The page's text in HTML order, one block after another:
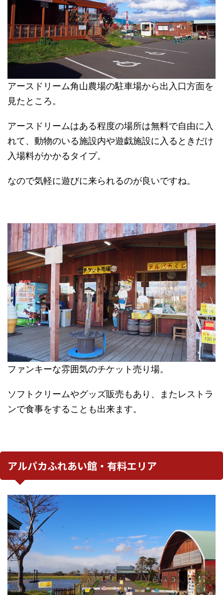
アースドリーム角山農場の駐車場から出入口方面を
見たところ。
アースドリームはある程度の場所は無料で自由に入
れて、動物のいる施設内や遊戯施設に入るときだけ
入場料がかかるタイプ。
なので気軽に遊びに来られるのが良いですね。
ファンキーな雰囲気のチケット売り場。
ソフトクリームやグッズ販売もあり、またレストラ
ンで食事をすることも出来ます。
アルパカふれあい館・有料エリア